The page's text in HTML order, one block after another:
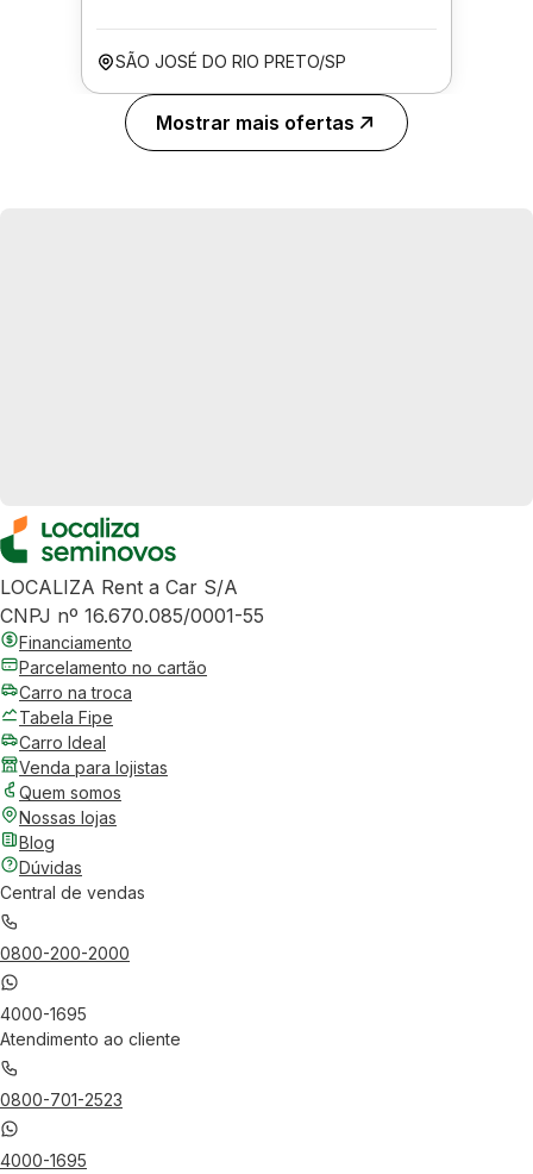
SÃO JOSÉ DO RIO PRETO/SP
Mostrar mais ofertas
LOCALIZA Rent a Car S/A
CNPJ nº 16.670.085/0001-55
Financiamento
Parcelamento no cartão
Carro na troca
Tabela Fipe
Carro Ideal
Venda para lojistas
Quem somos
Nossas lojas
Blog
Dúvidas
Central de vendas
0800-200-2000
4000-1695
Atendimento ao cliente
0800-701-2523
4000-1695